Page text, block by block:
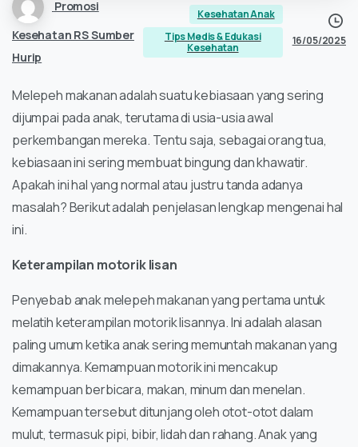
Promosi
Kesehatan RS Sumber
Hurip
Kesehatan Anak
Tips Medis & Edukasi
Kesehatan
16/05/2025
Melepeh makanan adalah suatu kebiasaan yang sering
dijumpai pada anak, terutama di usia-usia awal
perkembangan mereka. Tentu saja, sebagai orang tua,
kebiasaan ini sering membuat bingung dan khawatir.
Apakah ini hal yang normal atau justru tanda adanya
masalah? Berikut adalah penjelasan lengkap mengenai hal
ini.
Keterampilan motorik lisan
Penyebab anak melepeh makanan yang pertama untuk
melatih keterampilan motorik lisannya. Ini adalah alasan
paling umum ketika anak sering memuntah makanan yang
dimakannya. Kemampuan motorik ini mencakup
kemampuan berbicara, makan, minum dan menelan.
Kemampuan tersebut ditunjang oleh otot-otot dalam
mulut, termasuk pipi, bibir, lidah dan rahang. Anak yang